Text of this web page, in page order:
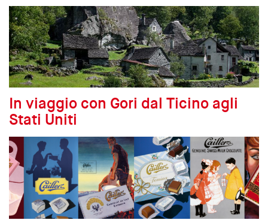
In viaggio con Gori dal Ticino agli
Stati Uniti